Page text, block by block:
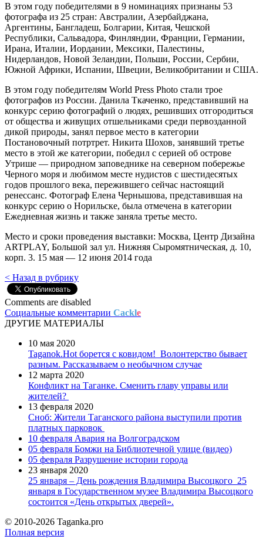
В этом году победителями в 9 номинациях признаны 53
фотографа из 25 стран: Австралии, Азербайджана,
Аргентины, Бангладеш, Болгарии, Китая, Чешской
Республики, Сальвадора, Финляндии, Франции, Германии,
Ирана, Италии, Иордании, Мексики, Палестины,
Нидерландов, Новой Зеландии, Польши, России, Сербии,
Южной Африки, Испании, Швеции, Великобритании и США.
В этом году победителям World Press Photo стали трое
фотографов из России. Данила Ткаченко, представивший на
конкурс серию фотографий о людях, решивших отгородиться
от общества и живущих отшельниками среди первозданной
дикой природы, занял первое место в категории
Постановочный потртрет. Никита Шохов, занявший третье
место в этой же категории, победил с серией об острове
Утрише — природном заповеднике на северном побережье
Черного моря и любимом месте нудистов с шестидесятых
годов прошлого века, пережившего сейчас настоящий
ренессанс. Фотограф Елена Чернышова, представившая на
конкурс серию о Норильске, была отмечена в категории
Ежедневная жизнь и также заняла третье место.
Место и сроки проведения выставки: Москва, Центр Дизайна
ARTPLAY, Большой зал ул. Нижняя Сыромятническая, д. 10,
корп. 3. 15 мая — 12 июня 2014 года
< Назад в рубрику
Comments are disabled
Социальные комментарии Cackle
ДРУГИЕ МАТЕРИАЛЫ
10 мая 2020
Taganok.Hot борется с ковидом! Волонтерство бывает
разным. Рассказываем о необычном случае
12 марта 2020
Конфликт на Таганке. Сменить главу управы или
жителей?
13 февраля 2020
Сноб: Жители Таганского района выступили против
платных парковок
10 февраля Авария на Волгоградском
05 февраля Бомжи на Библиотечной улице (видео)
05 февраля Разрушение истории города
23 января 2020
25 января – День рождения Владимира Высоцкого 25
января в Государственном музее Владимира Высоцкого
состоится «День открытых дверей».
© 2010-2026 Taganka.pro
Полная версия